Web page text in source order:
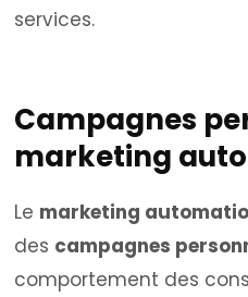
services.
Campagnes
marketing
Le marketing
des campagnes
comportement des